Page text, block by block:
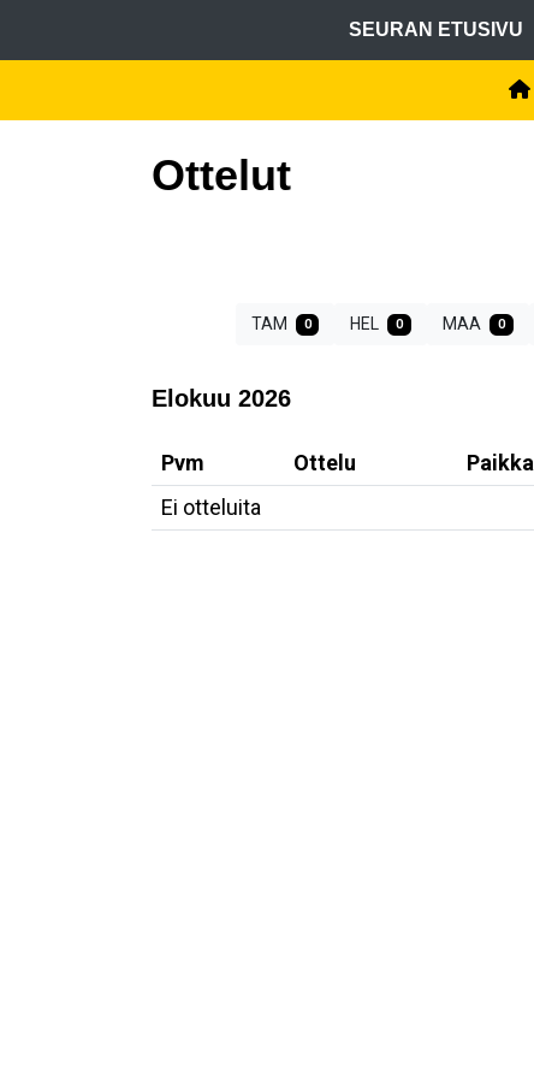
SEURAN ETUSIVU
Ottelut
TAM 0 HEL 0 MAA 0
Elokuu 2026
Pvm Ottelu Paikka
Ei otteluita